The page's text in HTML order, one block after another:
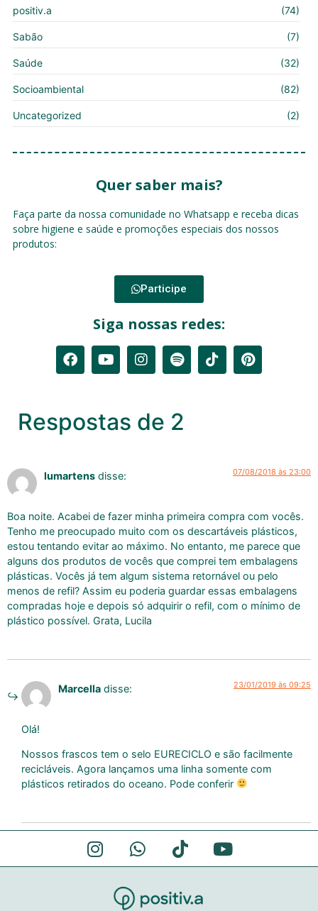
positiv.a (74)
Sabão (7)
Saúde (32)
Socioambiental (82)
Uncategorized (2)
Quer saber mais?
Faça parte da nossa comunidade no Whatsapp e receba dicas
sobre higiene e saúde e promoções especiais dos nossos
produtos:
Participe
Siga nossas redes:
Respostas de 2
lumartens disse: 07/08/2018 às 23:00
Boa noite. Acabei de fazer minha primeira compra com vocês.
Tenho me preocupado muito com os descartáveis plásticos,
estou tentando evitar ao máximo. No entanto, me parece que
alguns dos produtos de vocês que comprei tem embalagens
plásticas. Vocês já tem algum sistema retornável ou pelo
menos de refil? Assim eu poderia guardar essas embalagens
compradas hoje e depois só adquirir o refil, com o mínimo de
plástico possível. Grata, Lucila
Marcella disse: 23/01/2019 às 09:25
Olá!
Nossos frascos tem o selo EURECICLO e são facilmente
recicláveis. Agora lançamos uma linha somente com
plásticos retirados do oceano. Pode conferir